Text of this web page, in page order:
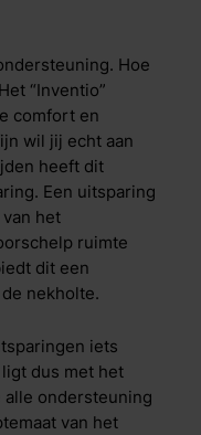
Hoe
“Inventio”
comfort en
wil jij echt aan
heeft dit
Een uitsparing
het
ruimte
dit een
nekholte.
iets
dus met het
ondersteuning
van het